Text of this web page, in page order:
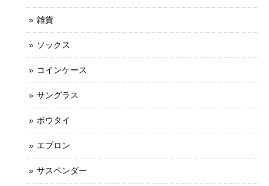
雑貨
ソックス
コインケース
サングラス
ボウタイ
エプロン
サスペンダー